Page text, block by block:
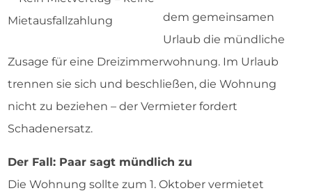
dem gemeinsamen
Urlaub die mündliche
Zusage für eine Dreizimmerwohnung. Im Urlaub
trennen sie sich und beschließen, die Wohnung
nicht zu beziehen – der Vermieter fordert
Schadenersatz.
Der Fall: Paar sagt mündlich zu
Die Wohnung sollte zum 1. Oktober vermietet